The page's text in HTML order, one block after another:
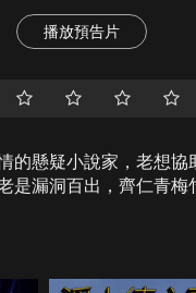
播放預告片
的懸疑小說家，老想協
是漏洞百出，齊仁青梅
合，讓齊仁對傑森越來
.....一場危險的致命戀